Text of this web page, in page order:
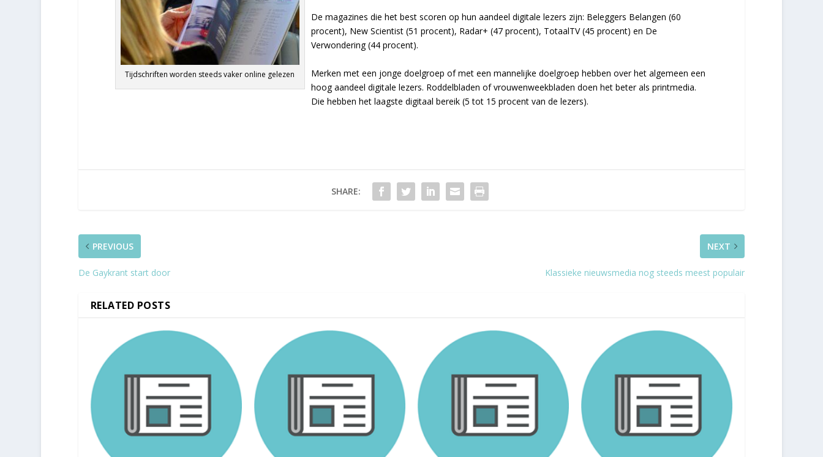
Tijdschriften worden steeds vaker online gelezen
De magazines die het best scoren op hun aandeel digitale lezers zijn: Beleggers Belangen (60
procent), New Scientist (51 procent), Radar+ (47 procent), TotaalTV (45 procent) en De
Verwondering (44 procent).
Merken met een jonge doelgroep of met een mannelijke doelgroep hebben over het algemeen een
hoog aandeel digitale lezers. Roddelbladen of vrouwenweekbladen doen het beter als printmedia.
Die hebben het laagste digitaal bereik (5 tot 15 procent van de lezers).
SHARE:
PREVIOUS
De Gaykrant start door
NEXT
Klassieke nieuwsmedia nog steeds meest populair
RELATED POSTS